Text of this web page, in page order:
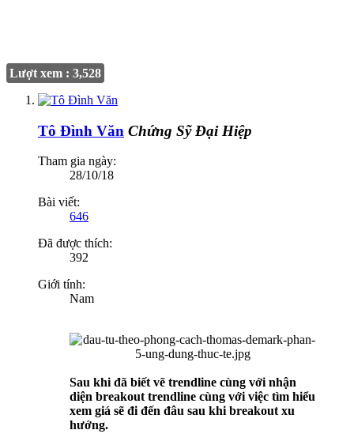
Lượt xem : 3,528
Tô Đình Văn Chứng Sỹ Đại Hiệp
Tham gia ngày:
28/10/18
Bài viết:
646
Đã được thích:
392
Giới tính:
Nam
Sau khi đã biết vẽ trendline cùng với nhận
diện breakout trendline cùng với việc tìm hiểu
xem giá sẽ đi đến đâu sau khi breakout xu
hướng.